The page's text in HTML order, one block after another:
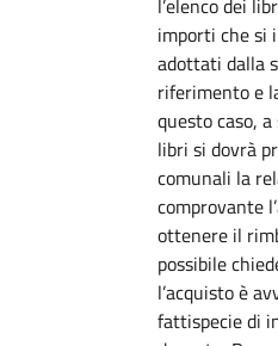
importi che si
adottati dalla
riferimento e
questo caso,
libri si dovrà
comunali la
comprovante
ottenere il
possibile
l’acquisto è
fattispecie di